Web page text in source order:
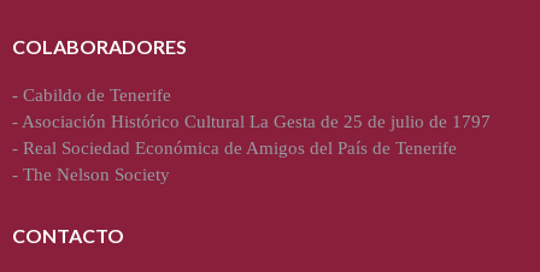
COLABORADORES
- Cabildo de Tenerife
- Asociación Histórico Cultural La Gesta de 25 de julio de 1797
- Real Sociedad Económica de Amigos del País de Tenerife
- The Nelson Society
CONTACTO